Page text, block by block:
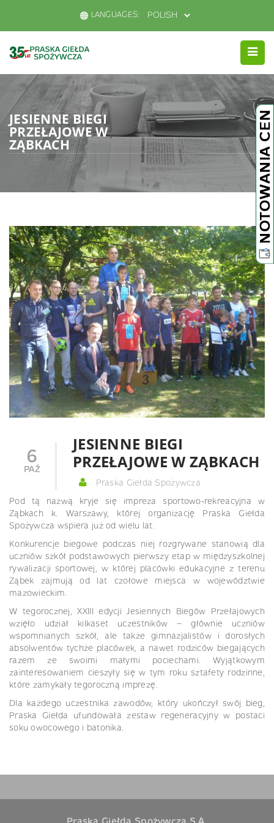
LANGUAGES:
JESIENNE BIEGI
PRZEŁAJOWE W
ZĄBKACH
6
PAŹ
JESIENNE BIEGI
PRZEŁAJOWE W ZĄBKACH
Praska Giełda Spożywcza
Pod tą nazwą kryje się impreza sportowo-rekreacyjna w
Ząbkach k. Warszawy, której organizację Praska Giełda
Spożywcza wspiera już od wielu lat.
Konkurencje biegowe podczas niej rozgrywane stanowią dla
uczniów szkół podstawowych pierwszy etap w międzyszkolnej
rywalizacji sportowej, w której placówki edukacyjne z terenu
Ząbek zajmują od lat czołowe miejsca w województwie
mazowieckim.
W tegorocznej, XXIII edycji Jesiennych Biegów Przełajowych
wzięło udział kilkaset uczestników – głównie uczniów
wspomnianych szkół, ale także gimnazjalistów i dorosłych
absolwentów tychże placówek, a nawet rodziców biegających
razem ze swoimi małymi pociechami. Wyjątkowym
zainteresowaniem cieszyły się w tym roku sztafety rodzinne,
które zamykały tegoroczną imprezę.
Dla każdego uczestnika zawodów, który ukończył swój bieg,
Praska Giełda ufundowała zestaw regeneracyjny w postaci
soku owocowego i batonika.